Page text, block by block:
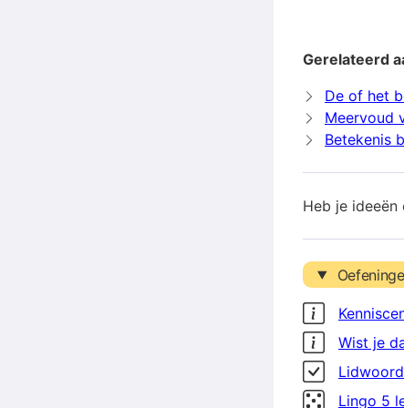
Gerelateerd
De of het
Meervoud
Betekenis
Heb je
Wist je
Lingo 5